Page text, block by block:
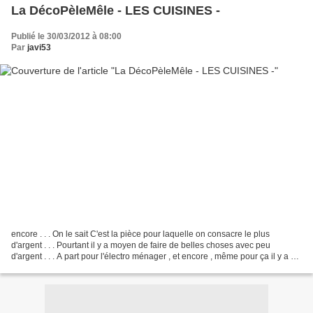
La DécoPèleMêle - LES CUISINES -
Publié le 30/03/2012 à 08:00
Par javi53
encore . . . On le sait C'est la pièce pour laquelle on consacre le plus
d'argent . . . Pourtant il y a moyen de faire de belles choses avec peu
d'argent . . . A part pour l'électro ménager , et encore , même pour ça il y a du